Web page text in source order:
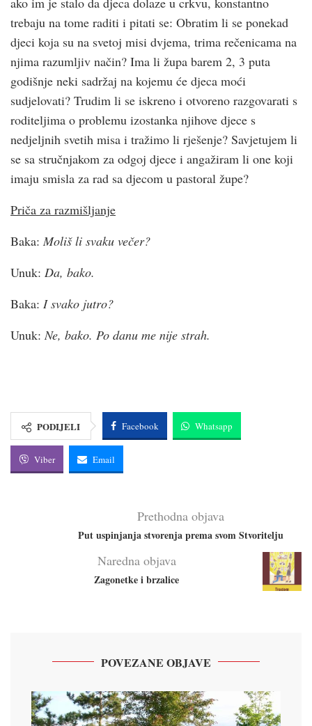
trebaju na tome raditi i pitati se: Obratim li se ponekad
djeci koja su na svetoj misi dvjema, trima rečenicama na
njima razumljiv način? Ima li župa barem 2, 3 puta
godišnje neki sadržaj na kojemu će djeca moći
sudjelovati? Trudim li se iskreno i otvoreno razgovarati s
roditeljima o problemu izostanka njihove djece s
nedjeljnih svetih misa i tražimo li rješenje? Savjetujem li
se sa stručnjakom za odgoj djece i angažiram li one koji
imaju smisla za rad sa djecom u pastoral župe?
Priča za razmišljanje
Baka: Moliš li svaku večer?
Unuk: Da, bako.
Baka: I svako jutro?
Unuk:Ne, bako. Po danu me nije strah.
PODIJELI Facebook Whatsapp
Viber Email
Prethodna objava
Put uspinjanja stvorenja prema svom Stvoritelju
Naredna objava
Zagonetke i brzalice
POVEZANE OBJAVE